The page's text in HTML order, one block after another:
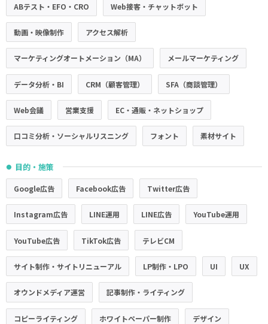
ABテスト・EFO・CRO Web接客・チャットボット
動画・映像制作 アクセス解析
マーケティングオートメーション（MA） メールマーケティング
データ分析・BI CRM（顧客管理） SFA（商談管理）
Web会議 営業支援 EC・通販・ネットショップ
口コミ分析・ソーシャルリスニング フォント 素材サイト
● 目的・施策
Google広告 Facebook広告 Twitter広告
Instagram広告 LINE運用 LINE広告 YouTube運用
YouTube広告 TikTok広告 テレビCM
サイト制作・サイトリニューアル LP制作・LPO UI UX
オウンドメディア運営 記事制作・ライティング
コピーライティング ホワイトペーパー制作 デザイン